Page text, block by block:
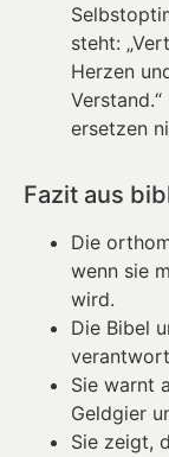
steht:
Herzen
ersetzen
Fazit aus
Die
wenn sie
wird.
Die Bibel
Sie warnt
Geldgier
Sie zeigt,